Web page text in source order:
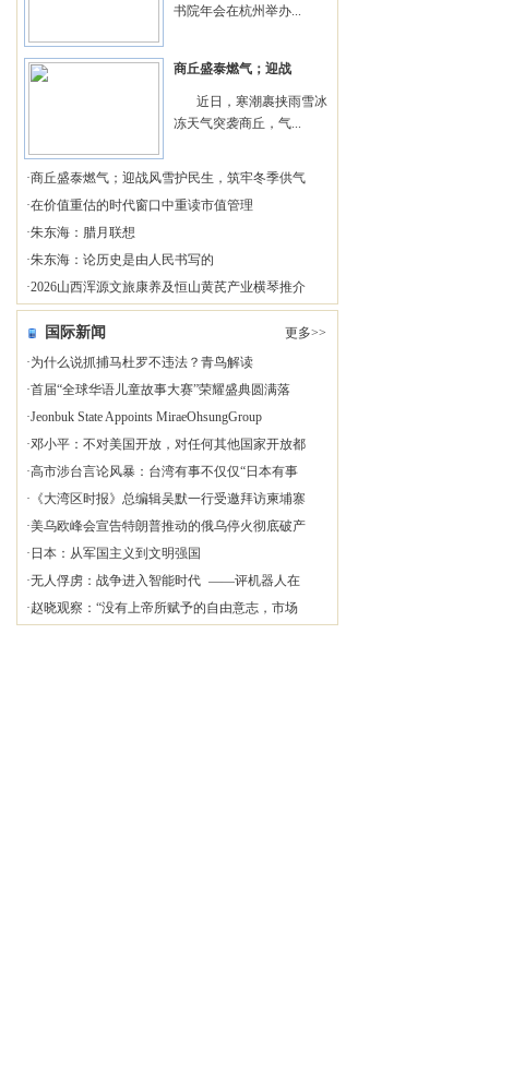
书院年会在杭州举办...
商丘盛泰燃气；迎战
近日，寒潮裹挟雨雪冰
冻天气突袭商丘，气...
·商丘盛泰燃气；迎战风雪护民生，筑牢冬季供气
·在价值重估的时代窗口中重读市值管理
·朱东海：腊月联想
·朱东海：论历史是由人民书写的
·2026山西浑源文旅康养及恒山黄芪产业横琴推介
国际新闻
更多>>
·为什么说抓捕马杜罗不违法？青鸟解读
·首届“全球华语儿童故事大赛”荣耀盛典圆满落
·Jeonbuk State Appoints MiraeOhsungGroup
·邓小平：不对美国开放，对任何其他国家开放都
·高市涉台言论风暴：台湾有事不仅仅“日本有事
· 《大湾区时报》总编辑吴默一行受邀拜访柬埔寨
·美乌欧峰会宣告特朗普推动的俄乌停火彻底破产
· 日本：从军国主义到文明强国
·无人俘虏：战争进入智能时代 ——评机器人在
·赵晓观察：“没有上帝所赋予的自由意志，市场